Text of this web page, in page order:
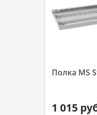
Полка MS
1 015